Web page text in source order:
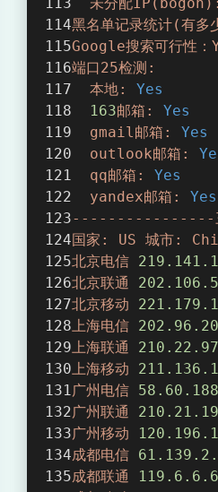
黑名单记录统计(有多
Google搜索可行性：
端口25检测:
本地:
Yes
163邮箱:
Yes
gmail邮箱:
Yes
outlook邮箱:
qq邮箱:
Yes
yandex邮箱:
Yes
----------------三
国家:
US 城市:
北京电信 219.141
北京联通
202.106
北京移动
221.179
上海电信 202.96
上海联通
210.22 .97
上海移动
211.136
广州电信 58.60 .188
广州联通
210.21
广州移动
120.196
成都电信 61.139 .2
成都联通
119.6 .6 .6